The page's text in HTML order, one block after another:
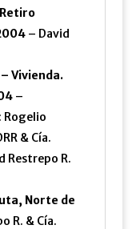
– David
Vivienda.
–
& Cía.
Restrepo R.
Norte de
R. & Cía.